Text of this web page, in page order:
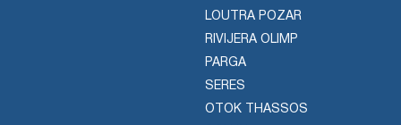
LOUTRA POZAR
RIVIJERA OLIMP
PARGA
SERES
OTOK THASSOS